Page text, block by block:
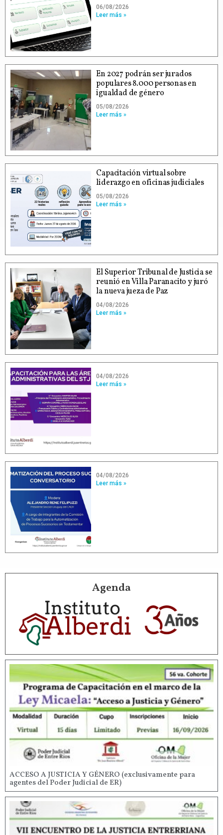
06/08/2026
Leer más »
En 2027 podrán ser jurados
populares 8.000 personas en
igualdad de género
05/08/2026
Leer más »
Capacitación virtual sobre
liderazgo en oficinas judiciales
05/08/2026
Leer más »
El Superior Tribunal de Justicia se
reunió en Villa Paranacito y juró
la nueva jueza de Paz
04/08/2026
Leer más »
04/08/2026
Leer más »
04/08/2026
Leer más »
Agenda
ACCESO A JUSTICIA Y GÉNERO (exclusivamente para
agentes del Poder Judicial de ER)